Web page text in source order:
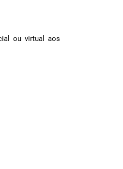
ou virtual aos